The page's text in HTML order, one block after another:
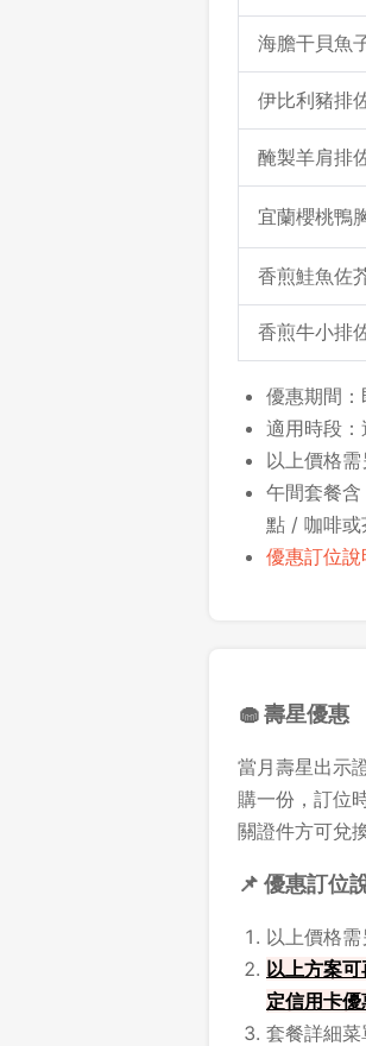
海膽干貝魚
伊比利豬排
醃製羊肩排
宜蘭櫻桃鴨
香煎鮭魚佐
香煎牛小排
優惠期間
適用時段
以上價格
午間套餐
點 / 咖啡或
優惠訂位說
🧁 壽星優惠
當月壽星出示
購一份，訂位
關證件方可兌
📌 優惠訂位
以上價格
以上方案
定信用卡優
套餐詳細